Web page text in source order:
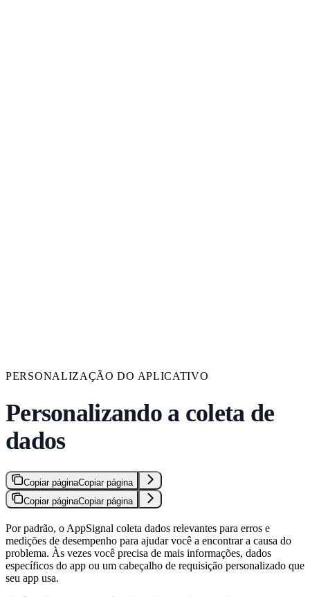
PERSONALIZAÇÃO DO APLICATIVO
Personalizando a coleta de
dados
Copiar páginaCopiar página
Copiar páginaCopiar página
Por padrão, o AppSignal coleta dados relevantes para erros e
medições de desempenho para ajudar você a encontrar a causa do
problema. Às vezes você precisa de mais informações, dados
específicos do app ou um cabeçalho de requisição personalizado que
seu app usa.